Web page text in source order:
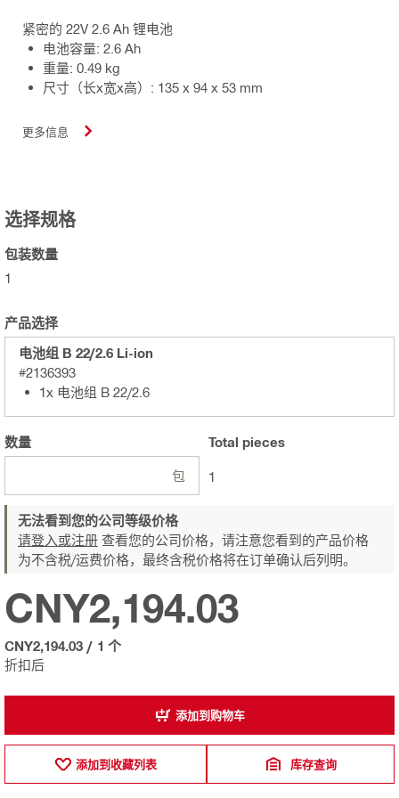
紧密的 22V 2.6 Ah 锂电池
电池容量: 2.6 Ah
重量: 0.49 kg
尺寸（长x宽x高）: 135 x 94 x 53 mm
更多信息
选择规格
包装数量
1
产品选择
电池组 B 22/2.6 Li-ion
#2136393
1x 电池组 B 22/2.6
数量
包
Total pieces
1
无法看到您的公司等级价格
请登入或注册 查看您的公司价格，请注意您看到的产品价格
为不含税/运费价格，最终含税价格将在订单确认后列明。
折扣后
CNY2,194.03
CNY2,194.03 / 1 个
添加到购物车
添加到收藏列表 库存查询